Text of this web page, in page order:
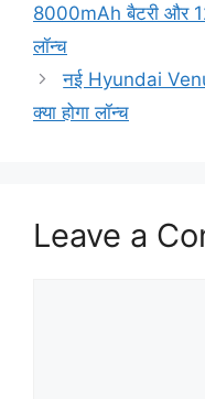
8000mAh बैटरी और
लॉन्च
नई Hyundai
क्या होगा लॉन्च
Leave a